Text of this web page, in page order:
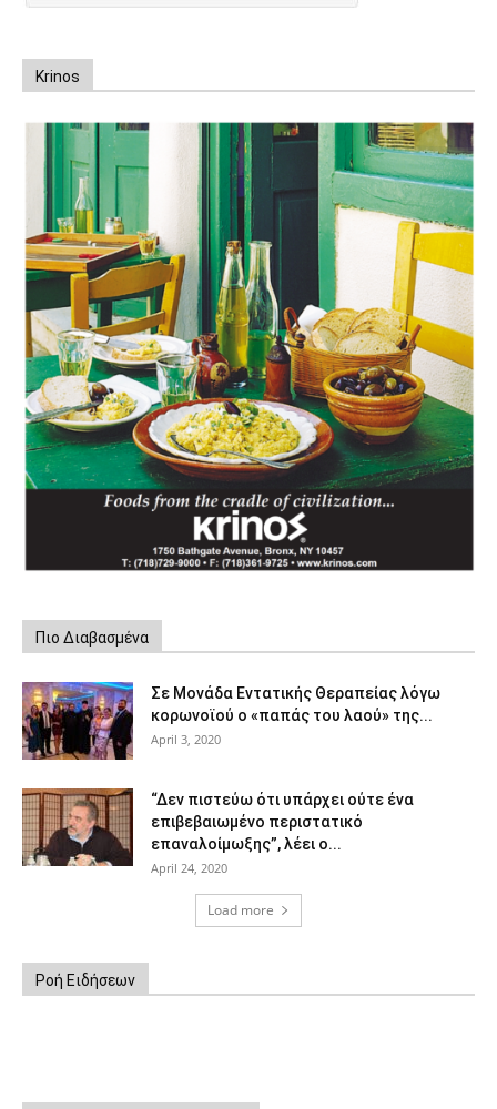
Krinos
Πιο Διαβασμένα
Σε Μονάδα Εντατικής Θεραπείας λόγω
κορωνοϊού ο «παπάς του λαού» της...
April 3, 2020
“Δεν πιστεύω ότι υπάρχει ούτε ένα
επιβεβαιωμένο περιστατικό
επαναλοίμωξης”, λέει ο...
April 24, 2020
Load more
Ροή Ειδήσεων